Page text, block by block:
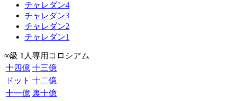
チャレダン4
チャレダン3
チャレダン2
チャレダン1
∞級 1人専用コロシアム
十四億 十三億
ドット 十二億
十一億 裏十億